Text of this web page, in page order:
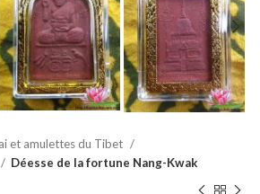
et amulettes du Tibet
Déesse de la fortune Nang-Kwak